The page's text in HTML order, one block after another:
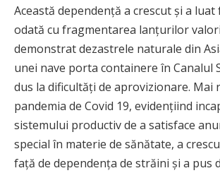
Această dependență a crescut și a
odată cu fragmentarea lanțurilor
demonstrat dezastrele naturale din
unei nave porta containere în Canalul
dus la dificultăți de aprovizionare. Mai
pandemia de Covid 19, evidențiind
sistemului productiv de a satisface
special în materie de sănătate, a
față de dependența de străini și a pus